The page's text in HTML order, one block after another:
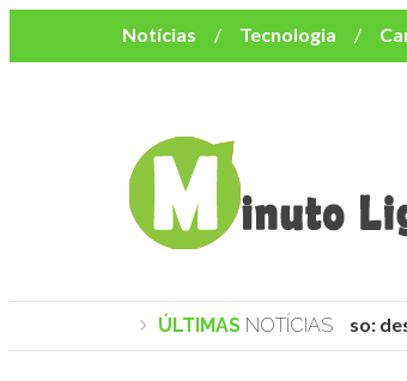
Notícias Tecnologia
Mulher
Bem-Estar
ÚLTIMAS NOTÍCIAS
Praias de Trancoso: